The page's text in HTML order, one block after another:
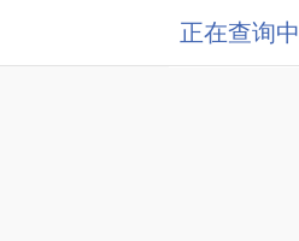
正在查询中